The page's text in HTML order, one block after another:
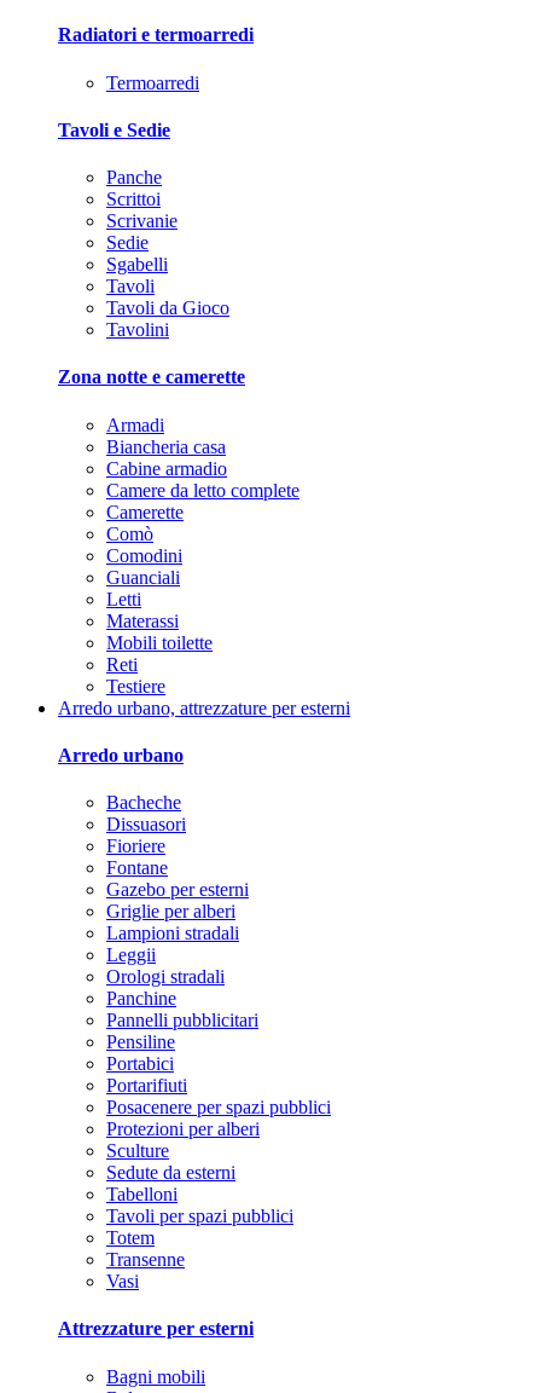
Radiatori e termoarredi
Termoarredi
Tavoli e Sedie
Panche
Scrittoi
Scrivanie
Sedie
Sgabelli
Tavoli
Tavoli da Gioco
Tavolini
Zona notte e camerette
Armadi
Biancheria casa
Cabine armadio
Camere da letto complete
Camerette
Comò
Comodini
Guanciali
Letti
Materassi
Mobili toilette
Reti
Testiere
Arredo urbano, attrezzature per esterni
Arredo urbano
Bacheche
Dissuasori
Fioriere
Fontane
Gazebo per esterni
Griglie per alberi
Lampioni stradali
Leggii
Orologi stradali
Panchine
Pannelli pubblicitari
Pensiline
Portabici
Portarifiuti
Posacenere per spazi pubblici
Protezioni per alberi
Sculture
Sedute da esterni
Tabelloni
Tavoli per spazi pubblici
Totem
Transenne
Vasi
Attrezzature per esterni
Bagni mobili